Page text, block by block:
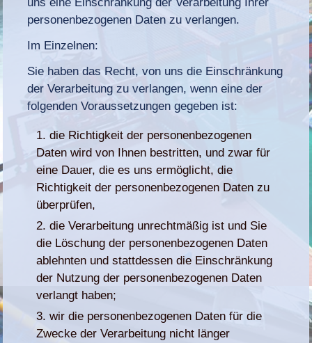
personenbezogenen Daten zu verlangen.
Im Einzelnen:
Sie haben das Recht, von uns die Einschränkung
der Verarbeitung zu verlangen, wenn eine der
folgenden Voraussetzungen gegeben ist:
die Richtigkeit der personenbezogenen
Daten wird von Ihnen bestritten, und zwar für
eine Dauer, die es uns ermöglicht, die
Richtigkeit der personenbezogenen Daten zu
überprüfen,
die Verarbeitung unrechtmäßig ist und Sie
die Löschung der personenbezogenen Daten
ablehnten und stattdessen die Einschränkung
der Nutzung der personenbezogenen Daten
verlangt haben;
wir die personenbezogenen Daten für die
Zwecke der Verarbeitung nicht länger